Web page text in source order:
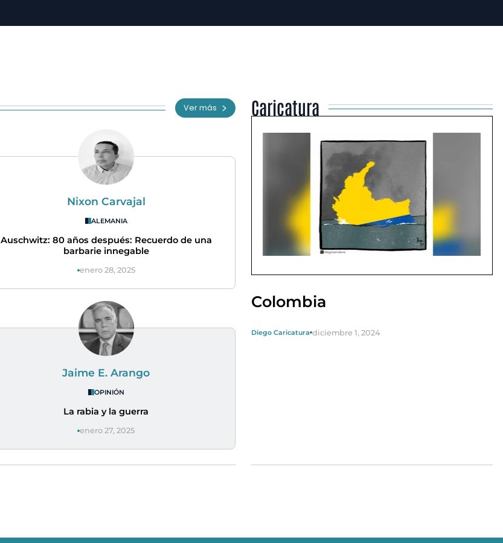
Ver más
Nixon Carvajal
ALEMANIA
Auschwitz: 80 años después: Recuerdo de una
barbarie innegable
enero 28, 2025
Jaime E. Arango
OPINIÓN
La rabia y la guerra
enero 27, 2025
Caricatura
Colombia
Diego Caricatura diciembre 1, 2024